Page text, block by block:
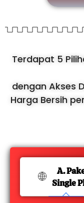
Terdapat 5
dengan Akses
Harga Bersih
A.
Single